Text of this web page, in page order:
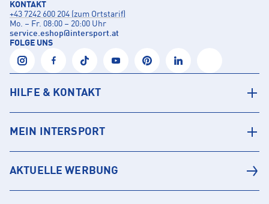
KONTAKT
+43 7242 600 204 (zum Ortstarif)
Mo. – Fr. 08:00 – 20:00 Uhr
service.eshop@intersport.at
FOLGE UNS
HILFE & KONTAKT
MEIN INTERSPORT
AKTUELLE WERBUNG